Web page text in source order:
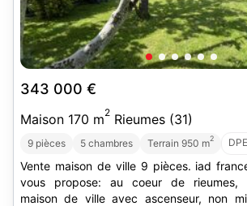
343 000 €
Maison 170 m2 Rieumes (31)
9 pièces 5 chambres Terrain 950 m2
Vente maison de ville 9 pièces. iad
vous propose: au coeur de rieumes,
maison de ville avec ascenseur, non